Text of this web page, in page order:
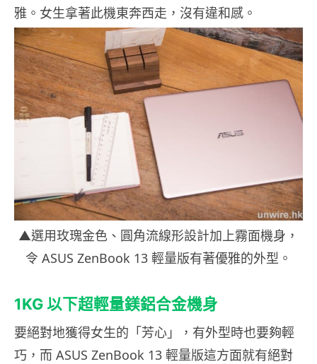
雅。女生拿著此機東奔西走，沒有違和感。
▲選用玫瑰金色、圓角流線形設計加上霧面機身，
令 ASUS ZenBook 13 輕量版有著優雅的外型。
1KG以下超輕量鎂鋁合金機身
要絕對地獲得女生的「芳心」，有外型時也要夠輕
巧，而 ASUS ZenBook 13 輕量版這方面就有絕對